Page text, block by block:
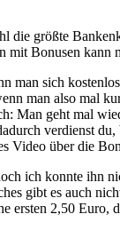
größte
mit Bonusen kann
man sich
man also mal
Man geht mal
verdienst
Video über die
ich konnte
gibt es auch
ersten 2,50